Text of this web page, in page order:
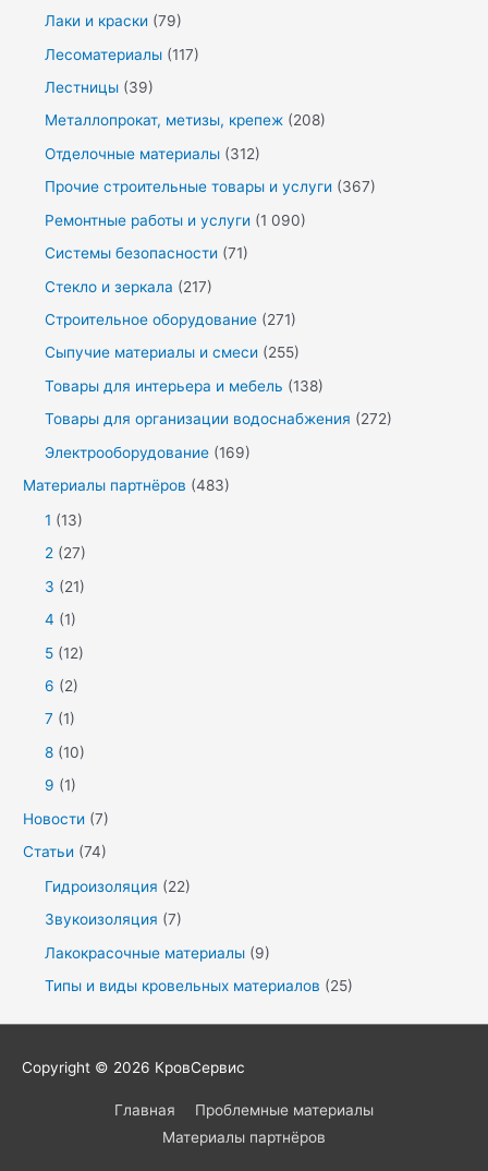
Лаки и краски (79)
Лесоматериалы (117)
Лестницы (39)
Металлопрокат, метизы, крепеж (208)
Отделочные материалы (312)
Прочие строительные товары и услуги (367)
Ремонтные работы и услуги (1 090)
Системы безопасности (71)
Стекло и зеркала (217)
Строительное оборудование (271)
Сыпучие материалы и смеси (255)
Товары для интерьера и мебель (138)
Товары для организации водоснабжения (272)
Электрооборудование (169)
Материалы партнёров (483)
1 (13)
2 (27)
3 (21)
4 (1)
5 (12)
6 (2)
7 (1)
8 (10)
9 (1)
Новости (7)
Статьи (74)
Гидроизоляция (22)
Звукоизоляция (7)
Лакокрасочные материалы (9)
Типы и виды кровельных материалов (25)
Copyright © 2026 КровСервис
Главная
Проблемные материалы
Материалы партнёров